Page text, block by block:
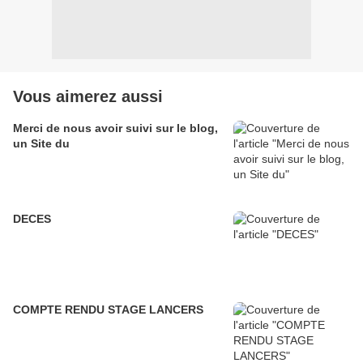
Vous aimerez aussi
Merci de nous avoir suivi sur le blog,
un Site du
DECES
COMPTE RENDU STAGE LANCERS